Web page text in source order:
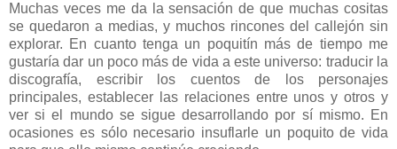
Muchas veces me da la sensación de que muchas cositas
se quedaron a medias, y muchos rincones del callejón sin
explorar. En cuanto tenga un poquitín más de tiempo me
gustaría dar un poco más de vida a este universo: traducir la
discografía, escribir los cuentos de los personajes
principales, establecer las relaciones entre unos y otros y
ver si el mundo se sigue desarrollando por sí mismo. En
ocasiones es sólo necesario insuflarle un poquito de vida